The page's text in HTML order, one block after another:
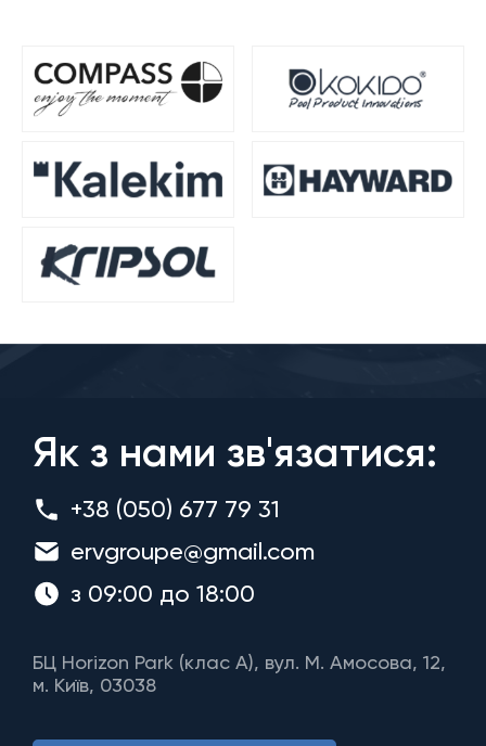
Як з нами зв'язатися:
+38 (050) 677 79 31
ervgroupe@gmail.com
з 09:00 до 18:00
БЦ Horizon Park (клас A), вул. М. Амосова, 12,
м. Київ, 03038